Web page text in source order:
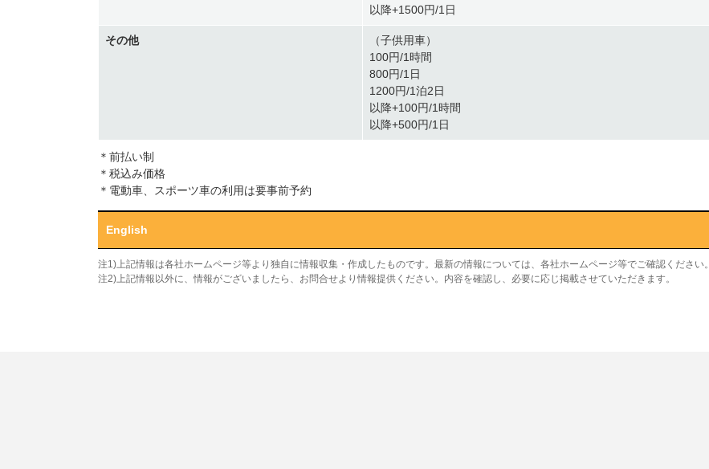
以降+1500円/1日
その他
（子供用車）
100円/1時間
800円/1日
1200円/1泊2日
以降+100円/1時間
以降+500円/1日
＊前払い制
＊税込み価格
＊電動車、スポーツ車の利用は要事前予約
English
注1)上記情報は各社ホームページ等より独自に情報収集・作成したものです。最新の情報については、各社ホームページ等でご確認ください。
注2)上記情報以外に、情報がございましたら、お問合せより情報提供ください。内容を確認し、必要に応じ掲載させていただきます。